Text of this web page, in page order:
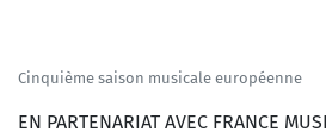
Cinquième saison musicale européenne
EN PARTENARIAT AVEC FRANCE